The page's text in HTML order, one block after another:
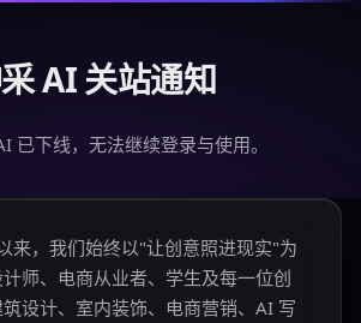
AI 关站通知
已下线，无法继续登录与使用。
来，我们始终以"让创意照进现实"为
师、电商从业者、学生及每一位创
设计、室内装饰、电商营销、AI 写